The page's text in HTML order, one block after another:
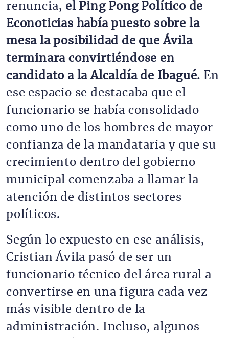
renuncia, el Ping Pong Político de
Econoticias había puesto sobre la
mesa la posibilidad de que Ávila
terminara convirtiéndose en
candidato a la Alcaldía de Ibagué. En
ese espacio se destacaba que el
funcionario se había consolidado
como uno de los hombres de mayor
confianza de la mandataria y que su
crecimiento dentro del gobierno
municipal comenzaba a llamar la
atención de distintos sectores
políticos.
Según lo expuesto en ese análisis,
Cristian Ávila pasó de ser un
funcionario técnico del área rural a
convertirse en una figura cada vez
más visible dentro de la
administración. Incluso, algunos